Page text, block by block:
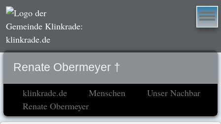
Renate Obermeyer †
klinkrade.de Menschen
Unser Nachbar
Renate Obermeyer